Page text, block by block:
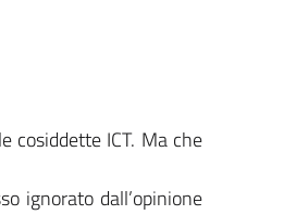
cosiddette ICT. Ma che
ignorato dall’opinione